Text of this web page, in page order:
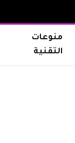
منوعات
التقنية